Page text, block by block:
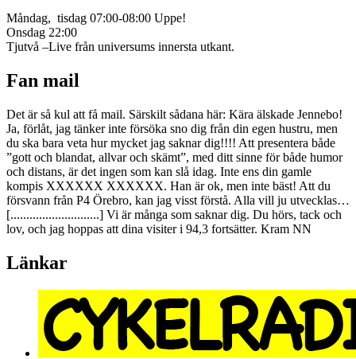
Måndag, tisdag 07:00-08:00 Uppe!
Onsdag 22:00
Tjutvå –Live från universums innersta utkant.
Fan mail
Det är så kul att få mail. Särskilt sådana här: Kära älskade Jennebo!
Ja, förlåt, jag tänker inte försöka sno dig från din egen hustru, men
du ska bara veta hur mycket jag saknar dig!!!! Att presentera både
”gott och blandat, allvar och skämt”, med ditt sinne för både humor
och distans, är det ingen som kan slå idag. Inte ens din gamle
kompis XXXXXX XXXXXX. Han är ok, men inte bäst! Att du
försvann från P4 Örebro, kan jag visst förstå. Alla vill ju utvecklas…
[............................] Vi är många som saknar dig. Du hörs, tack och
lov, och jag hoppas att dina visiter i 94,3 fortsätter. Kram NN
Länkar